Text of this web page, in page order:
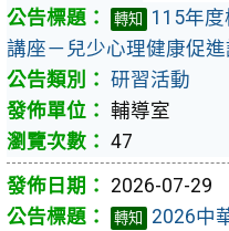
轉知
115年
講座－兒少心理健康促進
研習活動
輔導室
47
2026-07-29
轉知
2026中